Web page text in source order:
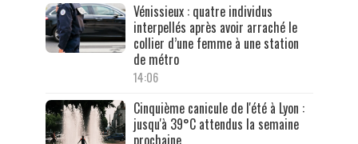
Vénissieux : quatre individus
interpellés après avoir arraché le
collier d’une femme à une station
de métro
14:06
Cinquième canicule de l'été à Lyon :
jusqu'à 39°C attendus la semaine
prochaine